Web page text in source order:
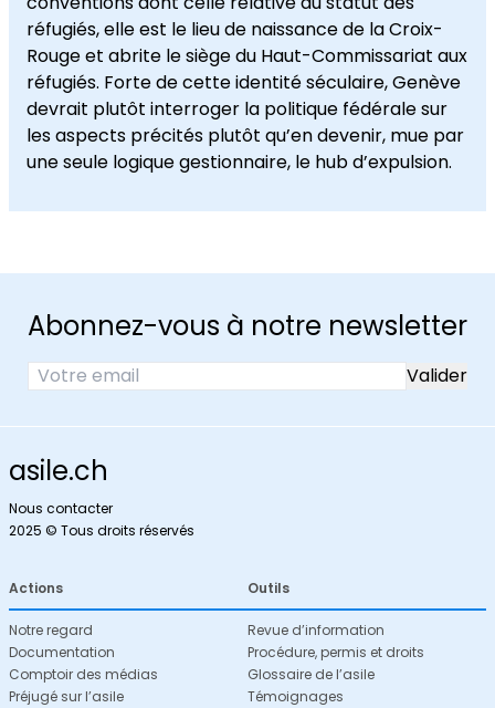
réfugiés, elle est le lieu de naissance de la Croix-
Rouge et abrite le siège du Haut-Commissariat aux
réfugiés. Forte de cette identité séculaire, Genève
devrait plutôt interroger la politique fédérale sur
les aspects précités plutôt qu’en devenir, mue par
une seule logique gestionnaire, le hub d’expulsion.
Abonnez-vous à notre newsletter
asile.ch
Nous contacter
2025 © Tous droits réservés
Actions
Notre regard
Documentation
Comptoir des médias
Préjugé sur l’asile
Outils
Revue d’information
Procédure, permis et droits
Glossaire de l’asile
Témoignages